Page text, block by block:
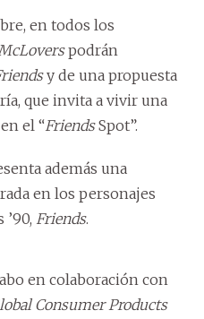
en todos los
McLoverspodrán
y de una propuesta
que invita a vivir una
el “FriendsSpot”.
además una
en los personajes
Friends.
en colaboración con
Consumer Products